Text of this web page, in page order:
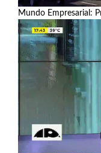
Mundo Empresarial:
Ver más